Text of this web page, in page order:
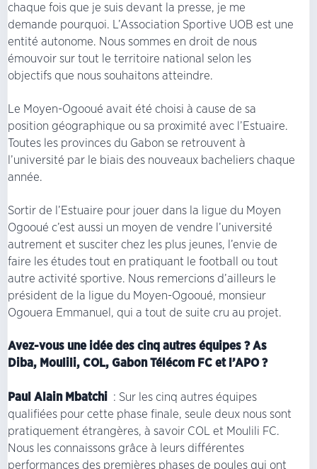
chaque fois que je suis devant la presse, je me
demande pourquoi. L’Association Sportive UOB est une
entité autonome. Nous sommes en droit de nous
émouvoir sur tout le territoire national selon les
objectifs que nous souhaitons atteindre.
Le Moyen-Ogooué avait été choisi à cause de sa
position géographique ou sa proximité avec l’Estuaire.
Toutes les provinces du Gabon se retrouvent à
l’université par le biais des nouveaux bacheliers chaque
année.
Sortir de l’Estuaire pour jouer dans la ligue du Moyen
Ogooué c’est aussi un moyen de vendre l’université
autrement et susciter chez les plus jeunes, l’envie de
faire les études tout en pratiquant le football ou tout
autre activité sportive. Nous remercions d’ailleurs le
président de la ligue du Moyen-Ogooué, monsieur
Ogouera Emmanuel, qui a tout de suite cru au projet.
Avez-vous une idée des cinq autres équipes ? As
Diba, Moulili, COL, Gabon Télécom FC et l’APO ?
Paul Alain Mbatchi : Sur les cinq autres équipes
qualifiées pour cette phase finale, seule deux nous sont
pratiquement étrangères, à savoir COL et Moulili FC.
Nous les connaissons grâce à leurs différentes
performances des premières phases de poules qui ont